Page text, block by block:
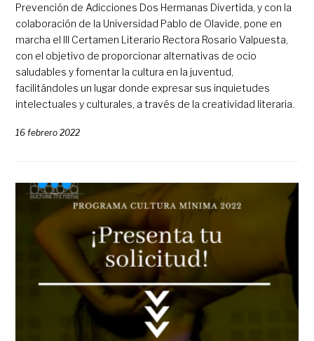
Prevención de Adicciones Dos Hermanas Divertida, y con la
colaboración de la Universidad Pablo de Olavide, pone en
marcha el III Certamen Literario Rectora Rosario Valpuesta,
con el objetivo de proporcionar alternativas de ocio
saludables y fomentar la cultura en la juventud,
facilitándoles un lugar donde expresar sus inquietudes
intelectuales y culturales, a través de la creatividad literaria.
16 febrero 2022